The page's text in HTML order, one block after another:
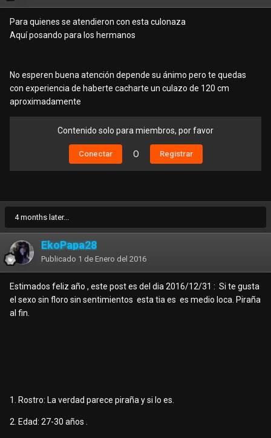
Para quienes se atendieron con esta culonaza
Aquí posando para los hermanos
No esperen buena atención depende su ánimo pero te quedas
con experiencia de haberte cacharte un culazo de 120 cm
aproximadamente
Contenido solo para miembros, por favor
Conectar O Registrar
4 months later...
EkoPapa28
Publicado 1 de Enero del 2016
Estimados feliz año , este post es del dia 2016/12/31 : Si te gusta
el sexo sin floro sin sentimientos esta tia es es medio loca. Piraña
al fin.
1. Rostro: La verdad parece piraña y si lo es.
2. Edad: 27-30 años .